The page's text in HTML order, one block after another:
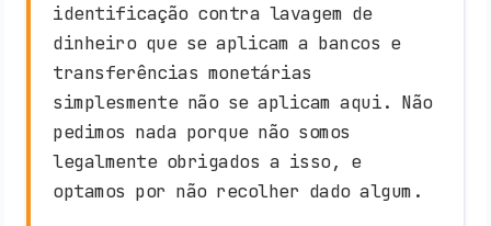
identificação contra lavagem de
dinheiro que se aplicam a bancos e
transferências monetárias
simplesmente não se aplicam aqui. Não
pedimos nada porque não somos
legalmente obrigados a isso, e
optamos por não recolher dado algum.